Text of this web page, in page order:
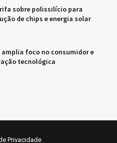
sobre polissilício para
de chips e energia solar
amplia foco no consumidor e
tecnológica
Privacidade